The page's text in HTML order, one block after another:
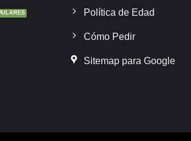
Política de Edad
Cómo Pedir
Sitemap para Google